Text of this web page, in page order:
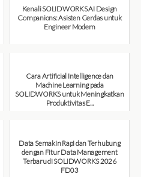
Kenali SOLIDWORKS AI Design
Companions: Asisten Cerdas untuk
Engineer Modern
Cara Artificial Intelligence dan
Machine Learning pada
SOLIDWORKS untuk Meningkatkan
Produktivitas E...
Data Semakin Rapi dan Terhubung
dengan Fitur Data Management
Terbaru di SOLIDWORKS 2026
FD03